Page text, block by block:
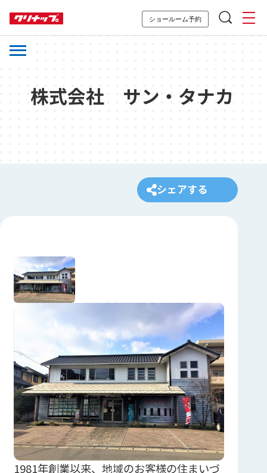
ショールーム予約
株式会社 サン・タナカ
シェアする
1981年創業以来、地域のお客様の住まいづ